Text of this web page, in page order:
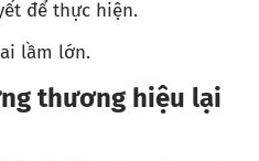
để thực hiện.
lầm lớn.
thương hiệu lại